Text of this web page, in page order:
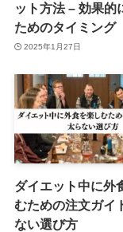
ット方法 – 効果的
ためのタイミング
2025年1月27日
ダイエット中に外
むための注文ガイ
ない選び方